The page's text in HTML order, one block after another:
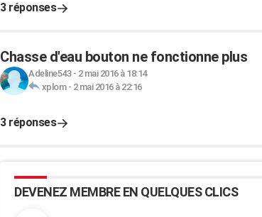
3 réponses
Chasse d'eau bouton ne fonctionne plus
Adeline543- 2 mai 2016 à 18:14
xplom- 2 mai 2016 à 22:16
3 réponses
DEVENEZ MEMBRE EN QUELQUES CLICS